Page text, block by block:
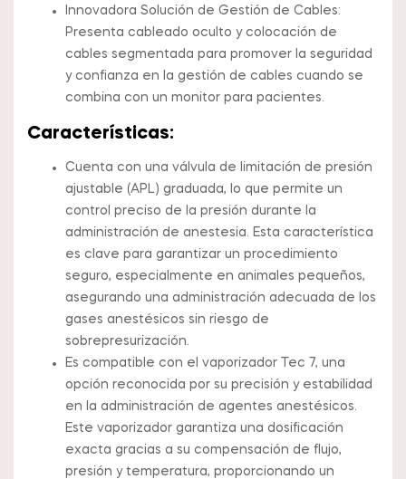
Innovadora Solución de Gestión de Cables:
Presenta cableado oculto y colocación de
cables segmentada para promover la seguridad
y confianza en la gestión de cables cuando se
combina con un monitor para pacientes.
Características:
Cuenta con una válvula de limitación de presión
ajustable (APL) graduada, lo que permite un
control preciso de la presión durante la
administración de anestesia. Esta característica
es clave para garantizar un procedimiento
seguro, especialmente en animales pequeños,
asegurando una administración adecuada de los
gases anestésicos sin riesgo de
sobrepresurización.
Es compatible con el vaporizador Tec 7, una
opción reconocida por su precisión y estabilidad
en la administración de agentes anestésicos.
Este vaporizador garantiza una dosificación
exacta gracias a su compensación de flujo,
presión y temperatura, proporcionando un